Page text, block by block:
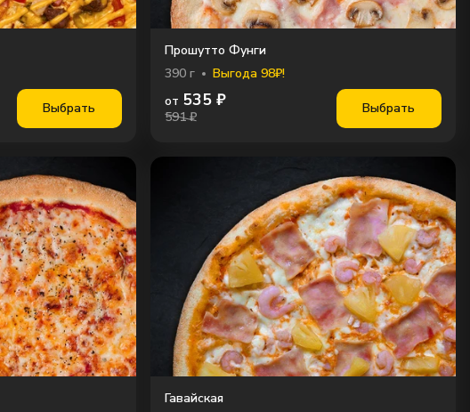
Выбрать
Прошутто Фунги
390г
Выгода 98₽!
от 535 ₽
591 ₽
Выбрать
Гавайская